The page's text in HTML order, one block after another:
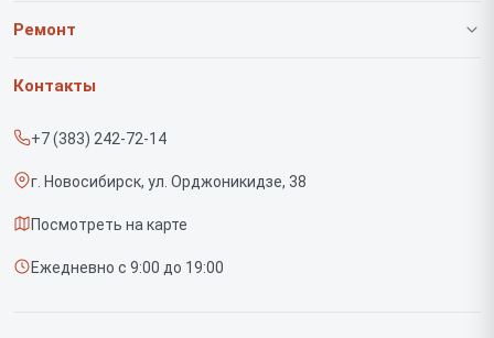
О нашем сервисе
Срочный ремонт
Доставка и способы оплаты
Диагностика
Контакты
Ремонт
Роботов-пылесосов
Контакты
+7 (383) 242-72-14
г. Новосибирск, ул. Орджоникидзе, 38
Посмотреть на карте
Ежедневно с 9:00 до 19:00